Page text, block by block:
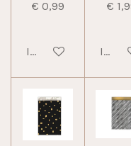
€ 0,99
In winkelwagen
€
In